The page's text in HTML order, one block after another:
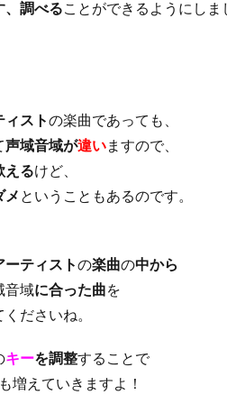
、調べることができるようにしま
ィストの楽曲であっても、
声域音域が違いますので、
えるけど、
メ ということもあるのです。
ーティストの楽曲の中から
音域に合った曲を
くださいね。
キーを調整することで
も増えていきますよ！